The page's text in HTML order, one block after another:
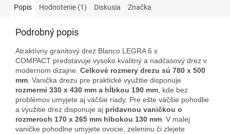
Popis Hodnotenie (1) Diskusia Značka
Podrobný popis
Atraktívny granitový drez Blanco LEGRA 6 s
COMPACT predstavuje vysoko kvalitný a nadčasový drez v
modernom dizajne. Celkové rozmery drezu sú 780 x 500
mm. Vanička drezu pre praktické využitie disponuje
rozmermi 330 x 430 mm a hĺbkou 190 mm, kde bez
problémov umyjete aj väčšie riady. Pre ešte väčšie pohodlie
a využitie drez disponuje aj prídavnou vaničkou o
rozmeroch 170 x 265 mm hlbokou 130 mm. V malej
vaničke pohodlne umyjete ovocie, zeleninu či zlejete